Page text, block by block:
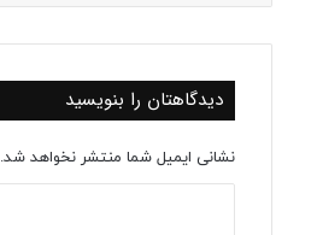
دیدگاهتان را بنویسید
نشانی ایمیل شما منتشر نخواهد شد.